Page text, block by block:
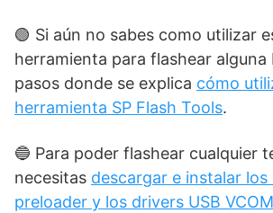
🟢 Si aún no sabes como utilizar
herramienta para flashear alguna
pasos donde se explica cómo
herramienta SP Flash Tools.
🔵 Para poder flashear cualquier
necesitas descargar e instalar los
preloader y los drivers USB VCOM